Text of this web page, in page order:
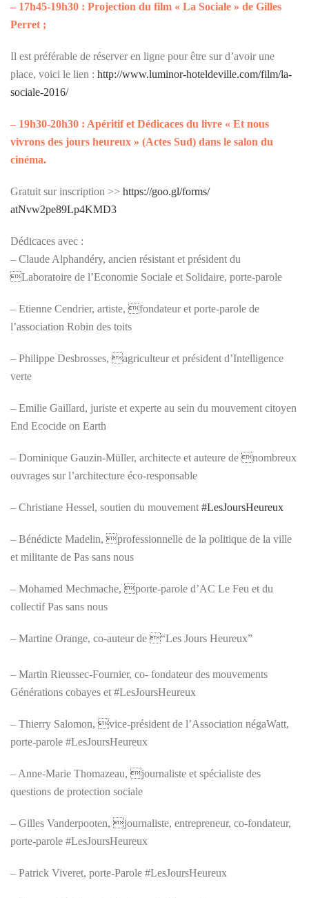
– 17h45-19h30 : Projection du film « La Sociale » de Gilles
Perret ;
Il est préférable de réserver en ligne pour être sur d’avoir une
place, voici le lien : http://www.luminor-hoteldeville.com/film/la-
sociale-2016/
– 19h30-20h30 : Apéritif et Dédicaces du livre « Et nous
vivrons des jours heureux » (Actes Sud) dans le salon du
cinéma.
Gratuit sur inscription >> https://goo.gl/forms/
atNvw2pe89Lp4KMD3
Dédicaces avec :
– Claude Alphandéry, ancien résistant et président du
Laboratoire de l’Economie Sociale et Solidaire, porte-parole
– Etienne Cendrier, artiste, fondateur et porte-parole de
l’association Robin des toits
– Philippe Desbrosses, agriculteur et président d’Intelligence
verte
– Emilie Gaillard, juriste et experte au sein du mouvement citoyen
End Ecocide on Earth
– Dominique Gauzin-Müller, architecte et auteure de nombreux
ouvrages sur l’architecture éco-responsable
– Christiane Hessel, soutien du mouvement #LesJoursHeureux
– Bénédicte Madelin, professionnelle de la politique de la ville
et militante de Pas sans nous
– Mohamed Mechmache, porte-parole d’AC Le Feu et du
collectif Pas sans nous
– Martine Orange, co-auteur de “Les Jours Heureux”
– Martin Rieussec-Fournier, co- fondateur des mouvements
Générations cobayes et #LesJoursHeureux
– Thierry Salomon, vice-président de l’Association négaWatt,
porte-parole #LesJoursHeureux
– Anne-Marie Thomazeau, journaliste et spécialiste des
questions de protection sociale
– Gilles Vanderpooten, journaliste, entrepreneur, co-fondateur,
porte-parole #LesJoursHeureux
– Patrick Viveret, porte-Parole #LesJoursHeureux